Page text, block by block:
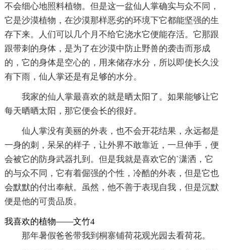
不会细心地照料植物。但是这一盆仙人掌确实与众不同，
它是沙漠植物，在沙漠那样恶劣的环境下它都能坚强的生
存下来。人们可以几个月不给它浇水它便能存活。它那跟
跟带刺的身体，是为了在沙漠中防止野兽的袭击而形成
的，它的身体是空心的，用来储存水分，所以即使长久没
有下雨，仙人掌还是有足够的水分。
我家的仙人掌最喜欢的就是晒太阳了。如果能够让它
每天晒晒太阳，那它便会长的很好。
仙人掌没有美丽的外表，也不会开花结果，永远都是
一身的刺，呆呆的样子，让外界不敢靠近，一旦伸手，便
会被它的防身武器扎到。但是我就是喜欢它的`潇洒，它
的与众不同，它有着倔强的个性，冷酷的外表，但是它也
会默默的付出奉献。虽然，他不善于表现自我，但是沉默
便是他的可贵品质。
我喜欢的植物——文竹4
那年暑假爸爸带我到桐寨铺荷花观光园去看荷花。